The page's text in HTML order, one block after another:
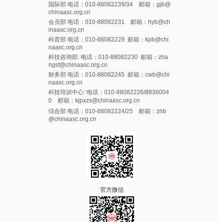
国际部 电话：010-88082239/34 邮箱：gjb@
chinaasc.org.cn
会员部 电话：010-88082231 邮箱：hyb@ch
inaasc.org.cn
科普部 电话：010-88082229 邮箱：kpb@chi
naasc.org.cn
科技咨询部: 电话：010-88082230 邮箱：zha
ngsf@chinaasc.org.cn
财务部 电话：010-88082245 邮箱：cwb@chi
naasc.org.cn
科技培训中心: 电话：010-88082226/8836004
0 邮箱：kjpxzx@chinaasc.org.cn
综合部 电话：010-88082224/25 邮箱：zhb
@chinaasc.org.cn
官方微信